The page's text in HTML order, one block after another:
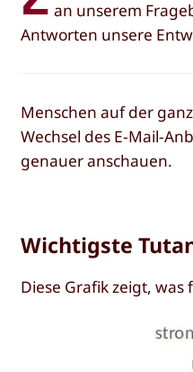
an unserem
Antworten unsere
Menschen auf der
Wechsel des E-Mail-
genauer anschauen.
Wichtigste
Diese Grafik zeigt,